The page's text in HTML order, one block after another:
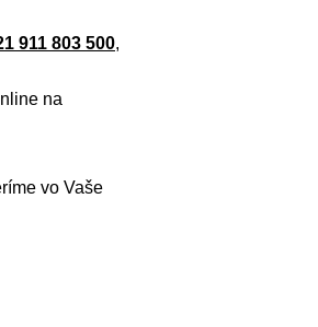
911 803 500,
na
vo Vaše